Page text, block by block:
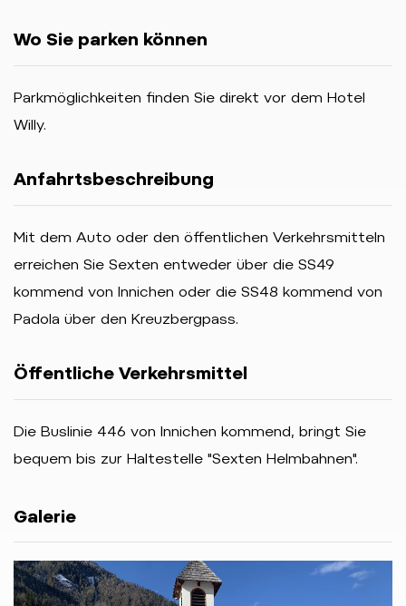
Wo Sie parken können
Parkmöglichkeiten finden Sie direkt vor dem Hotel
Willy.
Anfahrtsbeschreibung
Mit dem Auto oder den öffentlichen Verkehrsmitteln
erreichen Sie Sexten entweder über die SS49
kommend von Innichen oder die SS48 kommend von
Padola über den Kreuzbergpass.
Öffentliche Verkehrsmittel
Die Buslinie 446 von Innichen kommend, bringt Sie
bequem bis zur Haltestelle "Sexten Helmbahnen".
Galerie